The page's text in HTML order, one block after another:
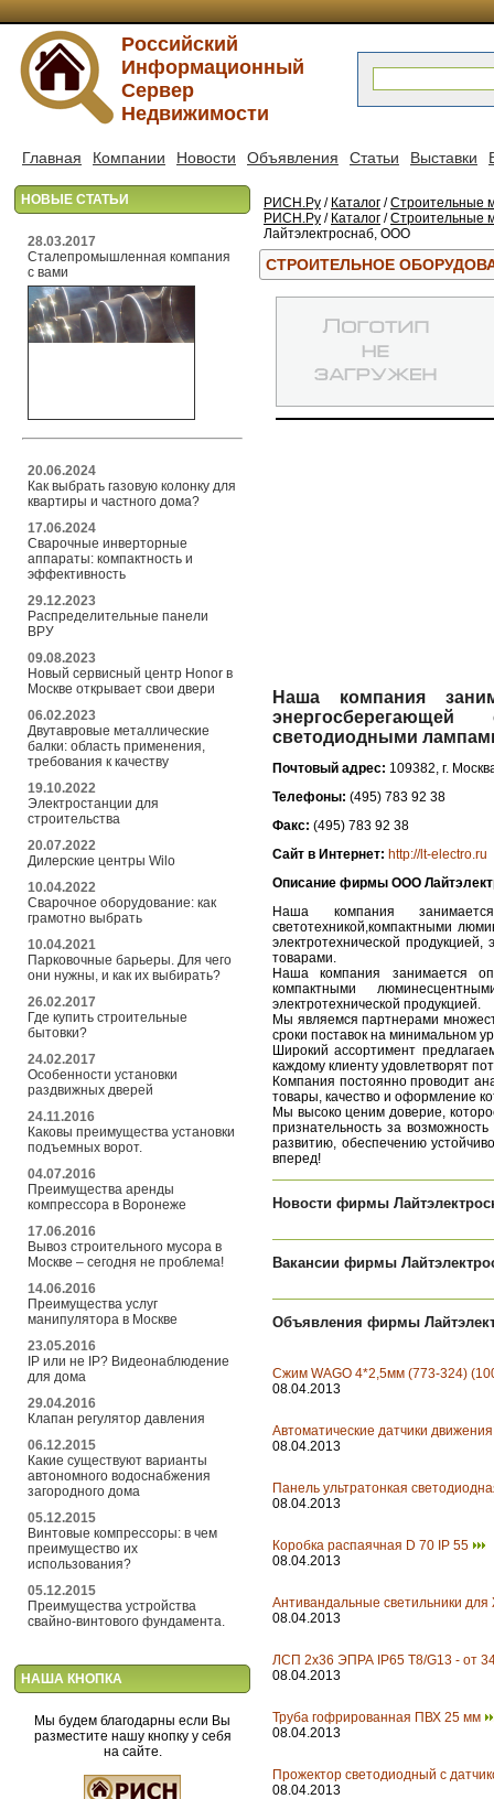
Российский
Информационный
Сервер
Недвижимости
Главная Компании Новости Объявления Статьи Выставки
НОВЫЕ СТАТЬИ
28.03.2017
Сталепромышленная компания
с вами
20.06.2024
Как выбрать газовую колонку для
квартиры и частного дома?
17.06.2024
Сварочные инверторные
аппараты: компактность и
эффективность
29.12.2023
Распределительные панели
ВРУ
09.08.2023
Новый сервисный центр Honor в
Москве открывает свои двери
06.02.2023
Двутавровые металлические
балки: область применения,
требования к качеству
19.10.2022
Электростанции для
строительства
20.07.2022
Дилерские центры Wilo
10.04.2022
Сварочное оборудование: как
грамотно выбрать
10.04.2021
Парковочные барьеры. Для чего
они нужны, и как их выбирать?
26.02.2017
Где купить строительные
бытовки?
24.02.2017
Особенности установки
раздвижных дверей
24.11.2016
Каковы преимущества установки
подъемных ворот.
04.07.2016
Преимущества аренды
компрессора в Воронеже
17.06.2016
Вывоз строительного мусора в
Москве – сегодня не проблема!
14.06.2016
Преимущества услуг
манипулятора в Москве
23.05.2016
IP или не IP? Видеонаблюдение
для дома
29.04.2016
Клапан регулятор давления
06.12.2015
Какие существуют варианты
автономного водоснабжения
загородного дома
05.12.2015
Винтовые компрессоры: в чем
преимущество их
использования?
05.12.2015
Преимущества устройства
свайно-винтового фундамента.
НАША КНОПКА
Мы будем благодарны если Вы
разместите нашу кнопку у себя
на сайте.
РИСН.Ру / Каталог /Строительные
РИСН.Ру / Каталог /Строительные
Лайтэлектроснаб, ООО
СТРОИТЕЛЬНОЕ
Наша компания
светодиодными
Почтовый адрес: 109382, г.
Телефоны: (495) 783 92 38
Факс: (495) 783 92 38
Сайт в Интернет: http://lt-electro.ru
Описание фирмы ООО
Наша компания
светотехникой,компактными
электротехнической
товарами.
Наша компания занимается
компактными
электротехнической продукцией.
Мы являемся партнерами
сроки поставок на минимальном
Широкий ассортимент
каждому клиенту удовлетворят
Компания постоянно проводит
товары, качество и оформление
Мы высоко ценим доверие,
признательность за
развитию, обеспечению
вперед!
Новости фирмы
Вакансии фирмы
Объявления фирмы
Сжим WAGO 4*2,5мм (773-324)
08.04.2013
Автоматические датчики
08.04.2013
Панель ультратонкая
08.04.2013
Коробка распаячная D 70 IP 55
08.04.2013
Антивандальные светильники
08.04.2013
ЛСП 2х36 ЭПРА IP65 T8/G13 - от
08.04.2013
Труба гофрированная ПВХ 25 мм
08.04.2013
Прожектор светодиодный с
08.04.2013